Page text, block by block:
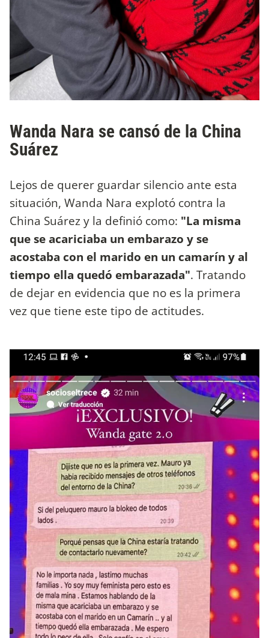
Wanda Nara se cansó de la China
Suárez
Lejos de querer guardar silencio ante esta
situación, Wanda Nara explotó contra la
China Suárez y la definió como: "La misma
que se acariciaba un embarazo y se
acostaba con el marido en un camarín y al
tiempo ella quedó embarazada". Tratando
de dejar en evidencia que no es la primera
vez que tiene este tipo de actitudes.